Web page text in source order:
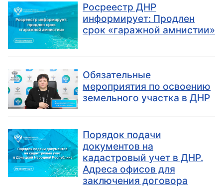
Росреестр ДНР
информирует: Продлен
срок «гаражной амнистии»
Обязательные
мероприятия по освоению
земельного участка в ДНР
Порядок подачи
документов на
кадастровый учет в ДНР.
Адреса офисов для
заключения договора